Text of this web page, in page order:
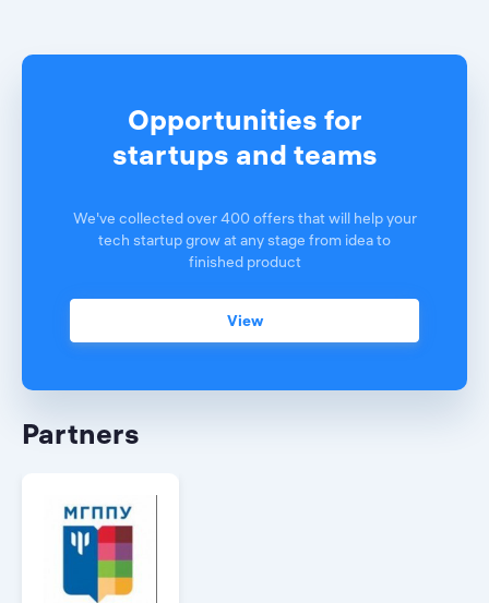
Opportunities for
startups and teams
We've collected over 400 offers that will help your
tech startup grow at any stage from idea to
finished product
View
Partners